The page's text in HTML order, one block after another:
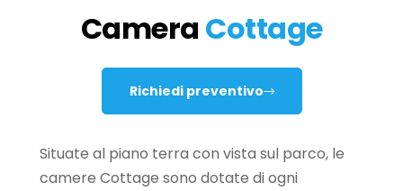
Camera Cottage
Richiedi preventivo
Situate al piano terra con vista sul parco, le
camere Cottage sono dotate di ogni